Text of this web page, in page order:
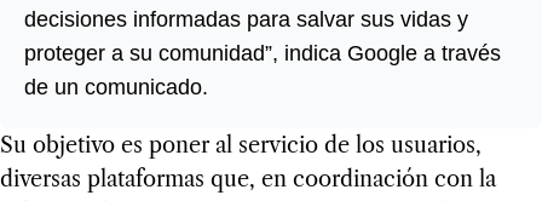
decisiones informadas para salvar sus vidas y
proteger a su comunidad”, indica Google a través
de un comunicado.
Su objetivo es poner al servicio de los usuarios,
diversas plataformas que, en coordinación con la